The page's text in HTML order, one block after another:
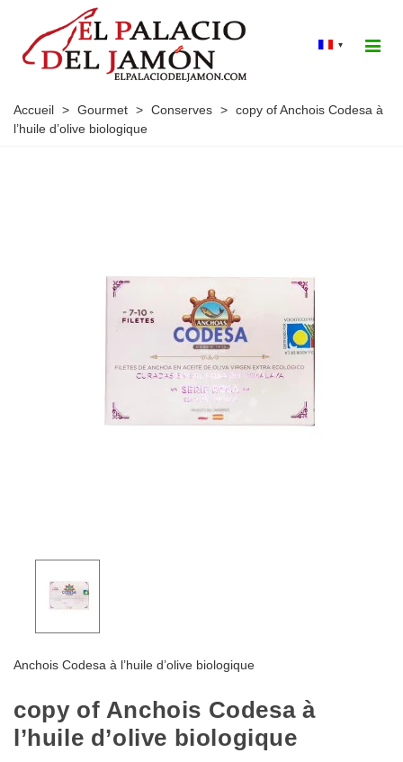
▾
Accueil > Gourmet > Conserves > copy of Anchois Codesa à
l’huile d’olive biologique
Anchois Codesa à l’huile d’olive biologique
copy of Anchois Codesa à
l’huile d’olive biologique